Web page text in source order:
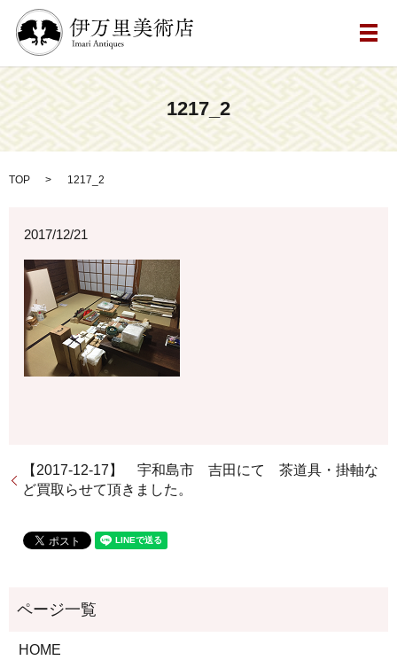
メ
1217_2
TOP 1217_2
2017/12/21
【2017-12-17】 宇和島市 吉田にて 茶道具・掛軸な
ど買取らせて頂きました。
HOME